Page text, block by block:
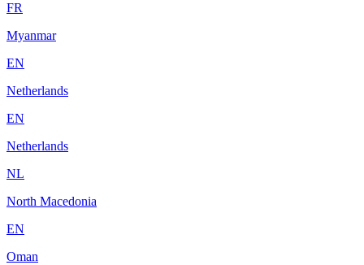
FR
Myanmar
EN
Netherlands
EN
Netherlands
NL
North Macedonia
EN
Oman